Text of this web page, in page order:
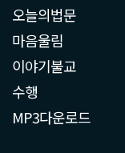
오늘의법문
마음울림
이야기불교
수행
MP3다운로드